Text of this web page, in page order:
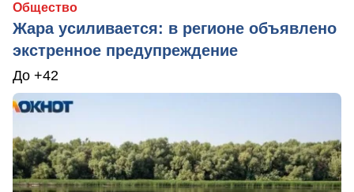
Общество
Жара усиливается: в регионе объявлено
экстренное предупреждение
До +42